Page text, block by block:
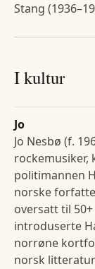
Stang
I kultur
Jo
Jo Nesbø (f.
politimannen
norske
oversatt til
introduserte
norrøne
norsk